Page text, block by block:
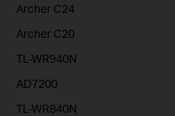
Archer C24
Archer C20
TL-WR940N
AD7200
TL-WR840N